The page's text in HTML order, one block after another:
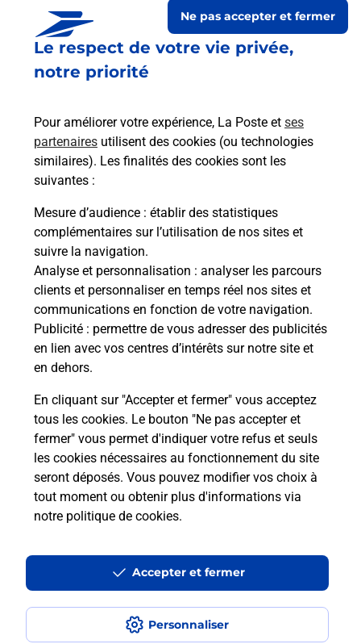
Le respect de votre vie privée,
notre priorité
Pour améliorer votre expérience, La Poste et ses
partenaires utilisent des cookies (ou technologies
similaires). Les finalités des cookies sont les
suivantes :
Mesure d’audience : établir des statistiques
complémentaires sur l’utilisation de nos sites et
suivre la navigation.
Analyse et personnalisation : analyser les parcours
clients et personnaliser en temps réel nos sites et
communications en fonction de votre navigation.
Publicité : permettre de vous adresser des publicités
en lien avec vos centres d’intérêts sur notre site et
en dehors.
En cliquant sur "Accepter et fermer" vous acceptez
tous les cookies. Le bouton "Ne pas accepter et
fermer" vous permet d'indiquer votre refus et seuls
les cookies nécessaires au fonctionnement du site
seront déposés. Vous pouvez modifier vos choix à
tout moment ou obtenir plus d'informations via
notre politique de cookies.
Personnaliser
Ne pas accepter et fermer
Accepter et fermer
Est-il possible d’acheter un
emballage directement depuis un
Comment demander une
modification de livraison ?
Comment La Poste participe-t-elle
à votre sécurité au quotidien ?
Puis-je passer mon code de la route
avec La Poste et sous quelles
conditions ?
Localiser Liste Deux-Sèvres ST LEGER DE MONTBRUN
Accessibilité : partiellement conforme
Conditions contractuelles